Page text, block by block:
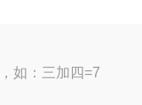
如：三加四=7